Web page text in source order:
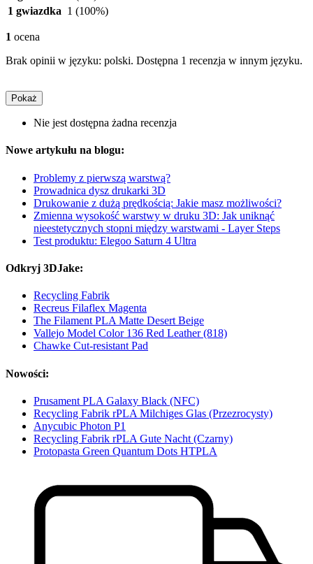
1 gwiazdka 1 (100%)
1 ocena
Brak opinii w języku: polski. Dostępna 1 recenzja w innym języku.
Pokaż
Nie jest dostępna żadna recenzja
Nowe artykułu na blogu:
Problemy z pierwszą warstwą?
Prowadnica dysz drukarki 3D
Drukowanie z dużą prędkością: Jakie masz możliwości?
Zmienna wysokość warstwy w druku 3D: Jak uniknąć
nieestetycznych stopni między warstwami - Layer Steps
Test produktu: Elegoo Saturn 4 Ultra
Odkryj 3DJake:
Recycling Fabrik
Recreus Filaflex Magenta
The Filament PLA Matte Desert Beige
Vallejo Model Color 136 Red Leather (818)
Chawke Cut-resistant Pad
Nowości:
Prusament PLA Galaxy Black (NFC)
Recycling Fabrik rPLA Milchiges Glas (Przezrocysty)
Anycubic Photon P1
Recycling Fabrik rPLA Gute Nacht (Czarny)
Protopasta Green Quantum Dots HTPLA